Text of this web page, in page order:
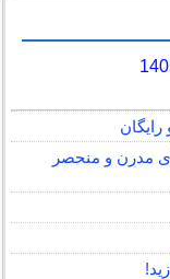
مدرن و منحصر